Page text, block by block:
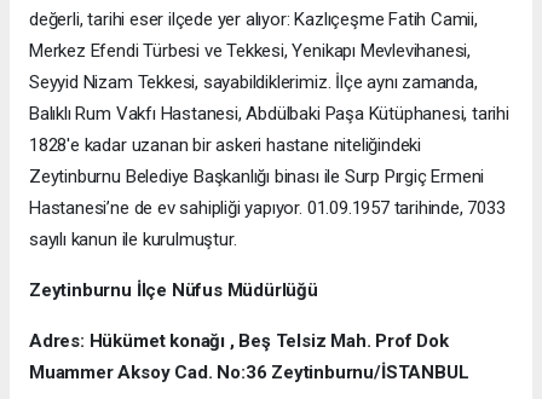
değerli, tarihi eser ilçede yer alıyor: Kazlıçeşme Fatih Camii,
Merkez Efendi Türbesi ve Tekkesi, Yenikapı Mevlevihanesi,
Seyyid Nizam Tekkesi, sayabildiklerimiz. İlçe aynı zamanda,
Balıklı Rum Vakfı Hastanesi, Abdülbaki Paşa Kütüphanesi, tarihi
1828'e kadar uzanan bir askeri hastane niteliğindeki
Zeytinburnu Belediye Başkanlığı binası ile Surp Pırgiç Ermeni
Hastanesi’ne de ev sahipliği yapıyor. 01.09.1957 tarihinde, 7033
sayılı kanun ile kurulmuştur.
Zeytinburnu İlçe Nüfus Müdürlüğü
Adres: Hükümet konağı , Beş Telsiz Mah. Prof Dok
Muammer Aksoy Cad. No:36 Zeytinburnu/İSTANBUL